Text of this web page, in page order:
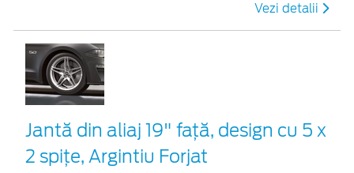
Vezi detalii
Jantă din aliaj 19" față, design cu 5 x
2 spițe, Argintiu Forjat